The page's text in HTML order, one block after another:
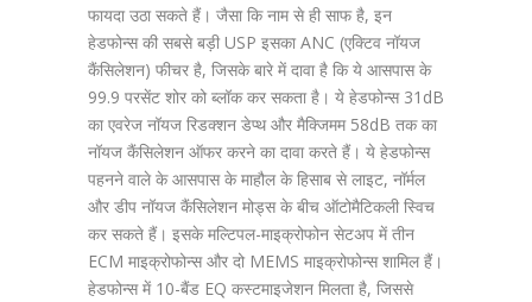
फायदा उठा सकते हैं। जैसा कि नाम से ही साफ है, इन
हेडफोन्स की सबसे बड़ी USP इसका ANC (एक्टिव नॉयज
कैंसिलेशन) फीचर है, जिसके बारे में दावा है कि ये आसपास के
99.9 परसेंट शोर को ब्लॉक कर सकता है। ये हेडफोन्स 31dB
का एवरेज नॉयज रिडक्शन डेप्थ और मैक्जिमम 58dB तक का
नॉयज कैंसिलेशन ऑफर करने का दावा करते हैं। ये हेडफोन्स
पहनने वाले के आसपास के माहौल के हिसाब से लाइट, नॉर्मल
और डीप नॉयज कैंसिलेशन मोड्स के बीच ऑटोमैटिकली स्विच
कर सकते हैं। इसके मल्टिपल-माइक्रोफोन सेटअप में तीन
ECM माइक्रोफोन्स और दो MEMS माइक्रोफोन्स शामिल हैं।
हेडफोन्स में 10-बैंड EQ कस्टमाइजेशन मिलता है, जिससे